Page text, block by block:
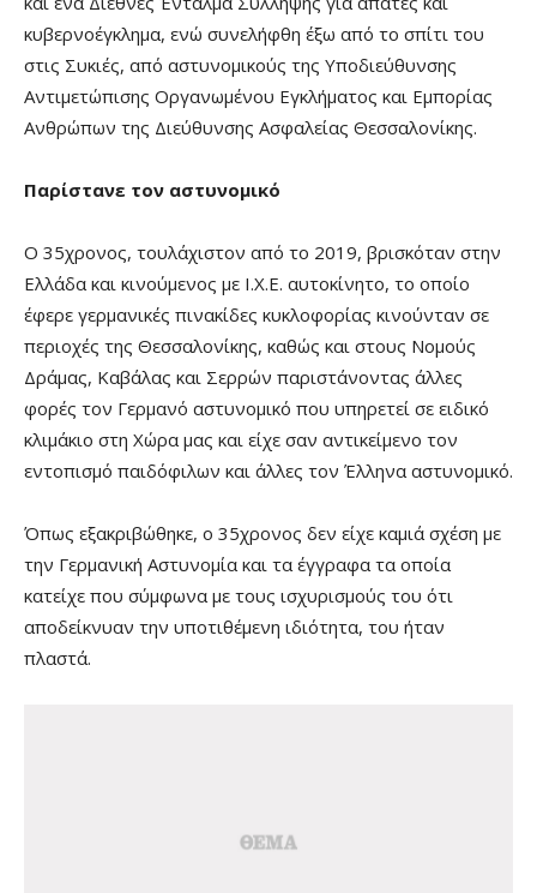
κυβερνοέγκλημα, ενώ συνελήφθη έξω από το σπίτι του
στις Συκιές, από αστυνομικούς της Υποδιεύθυνσης
Αντιμετώπισης Οργανωμένου Εγκλήματος και Εμπορίας
Ανθρώπων της Διεύθυνσης Ασφαλείας Θεσσαλονίκης.
Παρίστανε τον αστυνομικό
Ο 35χρονος, τουλάχιστον από το 2019, βρισκόταν στην
Ελλάδα και κινούμενος με Ι.Χ.Ε. αυτοκίνητο, το οποίο
έφερε γερμανικές πινακίδες κυκλοφορίας κινούνταν σε
περιοχές της Θεσσαλονίκης, καθώς και στους Νομούς
Δράμας, Καβάλας και Σερρών παριστάνοντας άλλες
φορές τον Γερμανό αστυνομικό που υπηρετεί σε ειδικό
κλιμάκιο στη Χώρα μας και είχε σαν αντικείμενο τον
εντοπισμό παιδόφιλων και άλλες τον Έλληνα αστυνομικό.
Όπως εξακριβώθηκε, ο 35χρονος δεν είχε καμιά σχέση με
την Γερμανική Αστυνομία και τα έγγραφα τα οποία
κατείχε που σύμφωνα με τους ισχυρισμούς του ότι
αποδείκνυαν την υποτιθέμενη ιδιότητα, του ήταν
πλαστά.